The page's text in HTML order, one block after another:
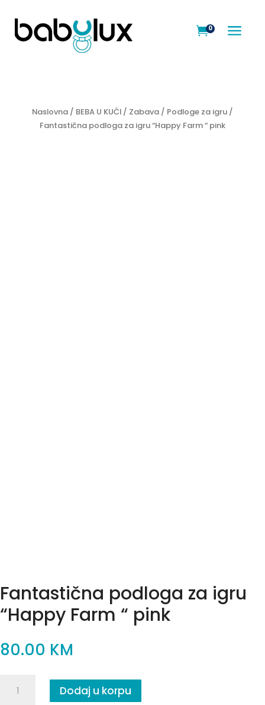
a
0
Naslovna/ BEBA U KUĆI/ Zabava/ Podloge za igru/
Fantastična podloga za igru “Happy Farm “ pink
Fantastična podloga za igru
“Happy Farm “ pink
80.00 KM
Fantastična
podloga
Dodaj u korpu